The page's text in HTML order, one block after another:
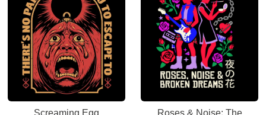
Screaming Egg
Roses & Noise: The